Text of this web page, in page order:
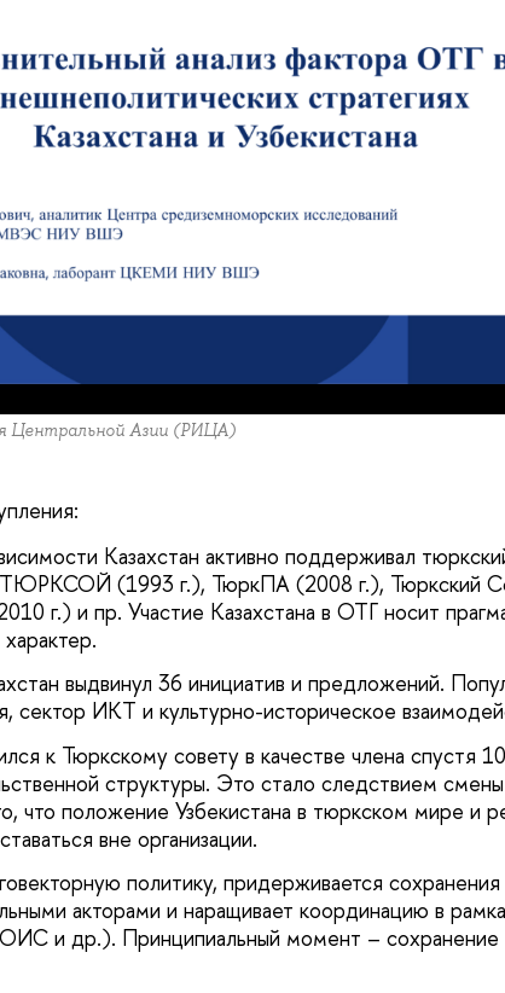
Центральной Азии (РИЦА)
Казахстан активно поддерживал
(1993 г.), ТюркПА (2008 г.), Тюркский
г.) и пр. Участие Казахстана в ОТГ носит
выдвинул 36 инициатив и предложений.
сектор ИКТ и культурно-историческое
к Тюркскому совету в качестве члена спустя
структуры. Это стало следствием
что положение Узбекистана в тюркском мире и
вне организации.
политику, придерживается
акторами и наращивает координацию в
и др.). Принципиальный момент – сохранение